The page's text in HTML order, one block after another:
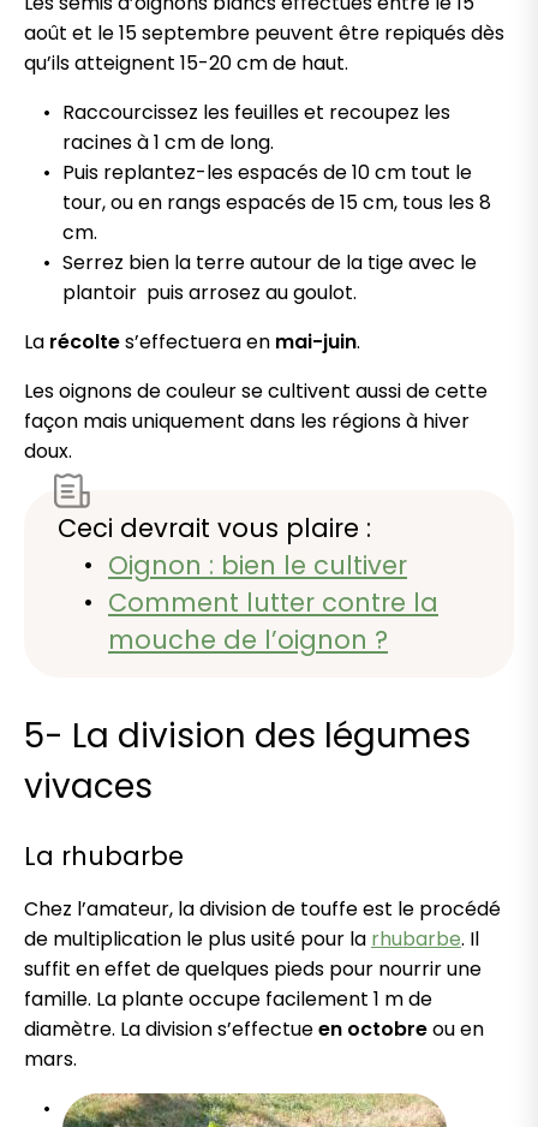
août et le 15 septembre peuvent être repiqués dès
qu’ils atteignent 15-20 cm de haut.
Raccourcissez les feuilles et recoupez les
racines à 1 cm de long.
Puis replantez-les espacés de 10 cm tout le
tour, ou en rangs espacés de 15 cm, tous les 8
cm.
Serrez bien la terre autour de la tige avec le
plantoir puis arrosez au goulot.
La récoltes’effectuera en mai-juin.
Les oignons de couleur se cultivent aussi de cette
façon mais uniquement dans les régions à hiver
doux.
Ceci devrait vous plaire :
Oignon : bien le cultiver
Comment lutter contre la
mouche de l’oignon ?
5- La division des légumes
vivaces
La rhubarbe
Chez l’amateur, la division de touffe est le procédé
de multiplication le plus usité pour la rhubarbe. Il
suffit en effet de quelques pieds pour nourrir une
famille. La plante occupe facilement 1 m de
diamètre. La division s’effectueen octobreou en
mars.